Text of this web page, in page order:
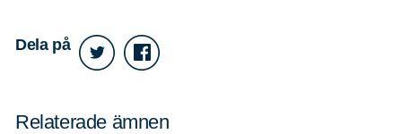
Dela på
Relaterade ämnen